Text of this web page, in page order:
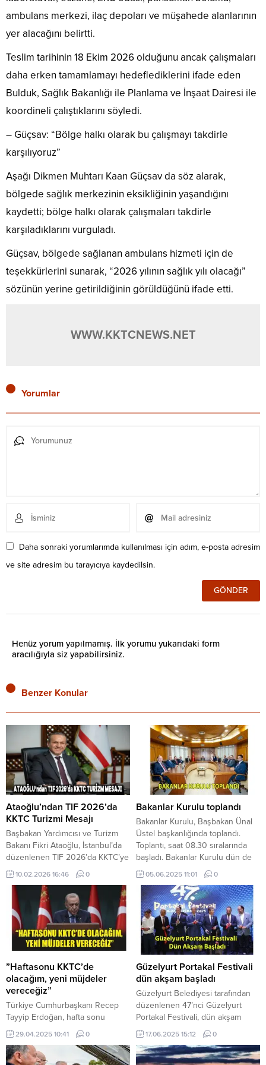
ambulans merkezi, ilaç depoları ve müşahede alanlarının
yer alacağını belirtti.
Teslim tarihinin 18 Ekim 2026 olduğunu ancak çalışmaları
daha erken tamamlamayı hedeflediklerini ifade eden
Bulduk, Sağlık Bakanlığı ile Planlama ve İnşaat Dairesi ile
koordineli çalıştıklarını söyledi.
– Güçsav: “Bölge halkı olarak bu çalışmayı takdirle
karşılıyoruz”
Aşağı Dikmen Muhtarı Kaan Güçsav da söz alarak,
bölgede sağlık merkezinin eksikliğinin yaşandığını
kaydetti; bölge halkı olarak çalışmaları takdirle
karşıladıklarını vurguladı.
Güçsav, bölgede sağlanan ambulans hizmeti için de
teşekkürlerini sunarak, “2026 yılının sağlık yılı olacağı”
sözünün yerine getirildiğinin görüldüğünü ifade etti.
WWW.KKTCNEWS.NET
Yorumlar
Daha sonraki yorumlarımda kullanılması için adım, e-posta adresim
ve site adresim bu tarayıcıya kaydedilsin.
Henüz yorum yapılmamış. İlk yorumu yukarıdaki form
aracılığıyla siz yapabilirsiniz.
Benzer Konular
Ataoğlu’ndan TIF 2026’da
KKTC Turizmi Mesajı
Başbakan Yardımcısı ve Turizm
Bakanı Fikri Ataoğlu, İstanbul’da
düzenlenen TIF 2026’da KKTC’ye
yapılan yatırımların önemine
dikkat çekerek, bu yatırımların
dünya ile rekabet edebilecek
nitelikte olduğunu söyledi.
Başbakan Yardımcısı ve Turizm,
Kültür, Gençlik ve Çevre Bakanı
Fikri Ataoğlu, İstanbul’da “Tourism
Investment Forum (Turizm Yatırım
Forumu) – TIF 2026″ katılarak,
KKTC’ye bugüne...
10.02.2026 16:46 0
Bakanlar Kurulu toplandı
Bakanlar Kurulu, Başbakan Ünal
Üstel başkanlığında toplandı.
Toplantı, saat 08.30 sıralarında
başladı. Bakanlar Kurulu dün de
Cumhurbaşkanı Ersin Tatar
başkanlığında yaklaşık iki saat
süren bir toplantı yapmıştı.
WWW.KKTCNEWS.NET
05.06.2025 11:01 0
”Haftasonu KKTC’de
olacağım, yeni müjdeler
vereceğiz”
Türkiye Cumhurbaşkanı Recep
Tayyip Erdoğan, hafta sonu
yapımı tamamlanan eserlerin
açılışını yapmak ve
TEKNOFEST’te gençlerin
29.04.2025 10:41 0
Güzelyurt Portakal Festivali
dün akşam başladı
Güzelyurt Belediyesi tarafından
düzenlenen 47’nci Güzelyurt
Portakal Festivali, dün akşam
gerçekleştirilen kortej yürüyüşü
ve açılış töreniyle başladı. Festival
22 Haziran Pazar gününe kadar
17.06.2025 15:12 0